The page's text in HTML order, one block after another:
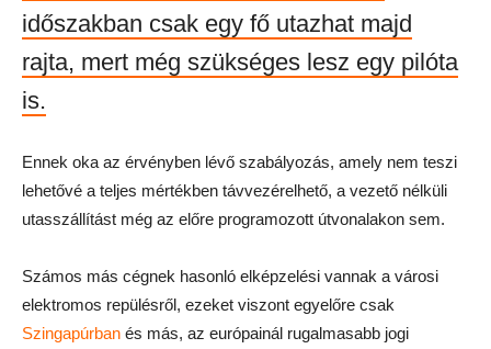
időszakban csak egy fő utazhat majd
rajta, mert még szükséges lesz egy pilóta
is.
Ennek oka az érvényben lévő szabályozás, amely nem teszi
lehetővé a teljes mértékben távvezérelhető, a vezető nélküli
utasszállítást még az előre programozott útvonalakon sem.
Számos más cégnek hasonló elképzelési vannak a városi
elektromos repülésről, ezeket viszont egyelőre csak
Szingapúrban és más, az európainál rugalmasabb jogi